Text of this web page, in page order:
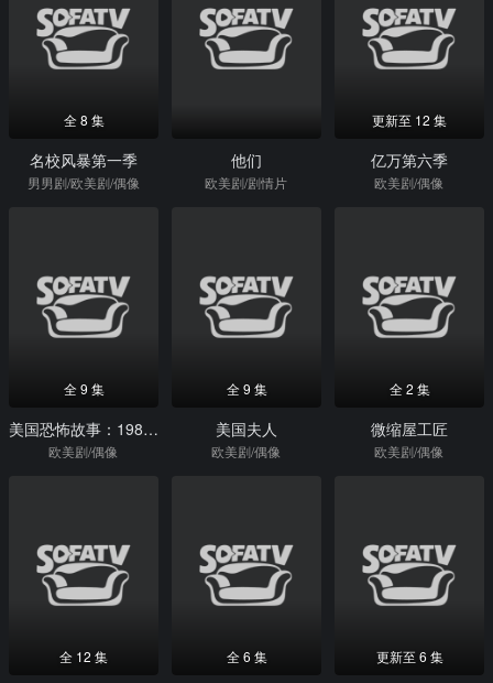
全 8 集
名校风暴第一季
男男剧/欧美剧/偶像
他们
欧美剧/剧情片
更新至 12 集
亿万第六季
欧美剧/偶像
全 9 集
美国恐怖故事：1984第九季
欧美剧/偶像
全 9 集
美国夫人
欧美剧/偶像
全 2 集
微缩屋工匠
欧美剧/偶像
全 12 集 全 6 集 更新至 6 集